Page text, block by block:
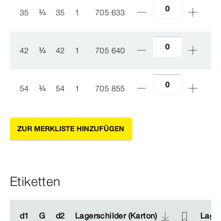
35 ¼ 35 1 705 633
42 ¼ 42 1 705 640
54 ¼ 54 1 705 855
ZUR MERKLISTE HINZUFÜGEN
Etiketten
d1 G d2 Lagerschilder (Karton)
d1 G d2 Lagerschilder (Karton)